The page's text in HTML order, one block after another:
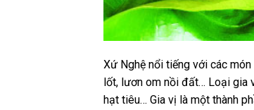
Xứ Nghệ nổi tiếng với các
lốt, lươn om nồi đất… Loại gia
hạt tiêu… Gia vị là một thành